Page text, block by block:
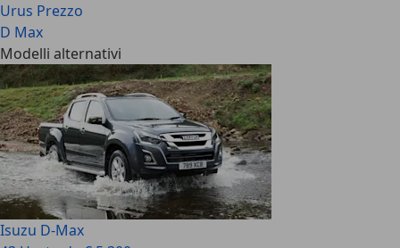
Urus Prezzo
D Max
Modelli alternativi
Isuzu D-Max